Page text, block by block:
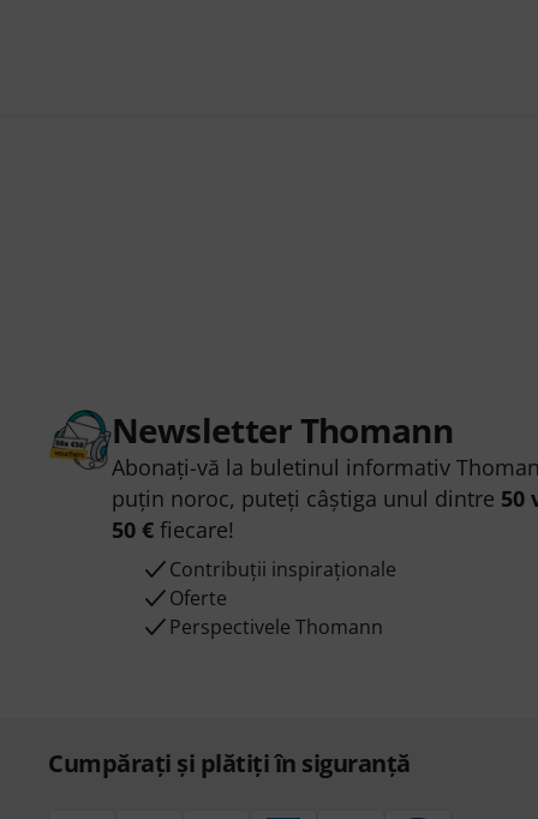
Newsletter Thomann
Abonați-vă la buletinul informativ
puțin noroc, puteți câștiga unul dintre 50
50 €fiecare!
Contribuții inspiraționale
Oferte
Perspectivele Thomann
Cumpărați și plătiți în siguranță